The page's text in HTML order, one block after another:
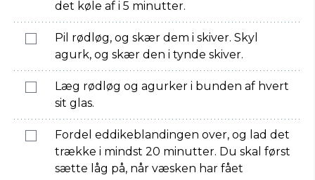
det køle af i 5 minutter.
Pil rødløg, og skær dem i skiver. Skyl
agurk, og skær den i tynde skiver.
Læg rødløg og agurker i bunden af hvert
sit glas.
Fordel eddikeblandingen over, og lad det
trække i mindst 20 minutter. Du skal først
sætte låg på, når væsken har fået